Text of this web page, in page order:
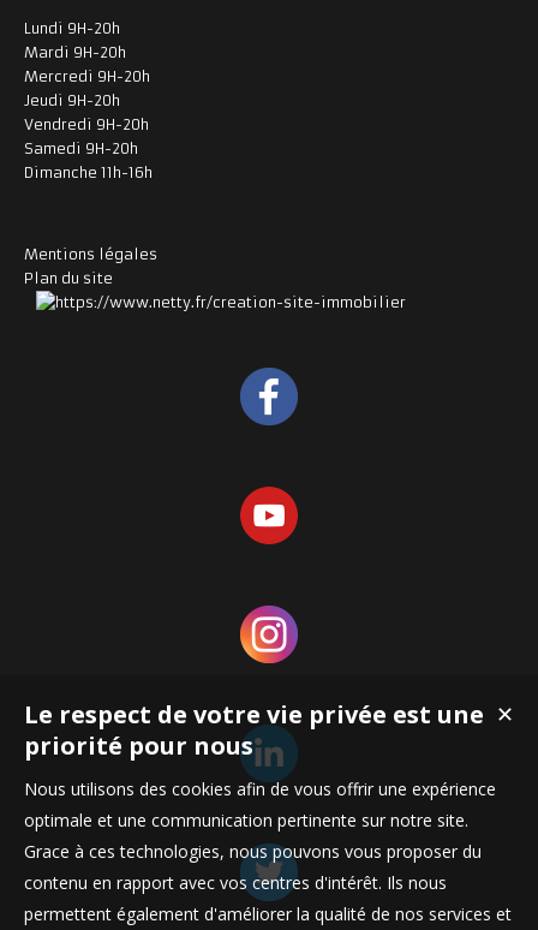
Lundi 9H-20h
Mardi 9H-20h
Mercredi 9H-20h
Jeudi 9H-20h
Vendredi 9H-20h
Samedi 9H-20h
Dimanche 11h-16h
Mentions légales
Plan du site
✕
Le respect de votre vie privée est une
priorité pour nous
Nous utilisons des cookies afin de vous offrir une expérience
optimale et une communication pertinente sur notre site.
Grace à ces technologies, nous pouvons vous proposer du
contenu en rapport avec vos centres d'intérêt. Ils nous
permettent également d'améliorer la qualité de nos services et